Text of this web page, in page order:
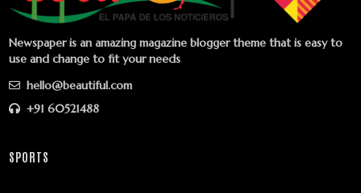
Newspaper is an amazing magazine blogger theme that is easy to
use and change to fit your needs
hello@beautiful.com
+91 60521488
SPORTS